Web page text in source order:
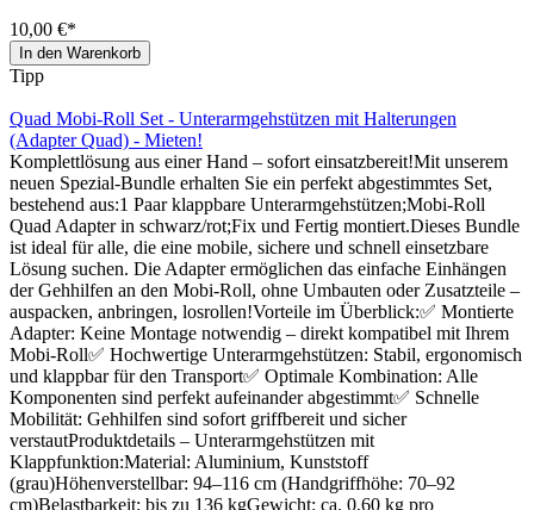
10,00 €*
In den Warenkorb
Tipp
Quad Mobi-Roll Set - Unterarmgehstützen mit Halterungen
(Adapter Quad) - Mieten!
Komplettlösung aus einer Hand – sofort einsatzbereit!Mit unserem
neuen Spezial-Bundle erhalten Sie ein perfekt abgestimmtes Set,
bestehend aus:1 Paar klappbare Unterarmgehstützen;Mobi-Roll
Quad Adapter in schwarz/rot;Fix und Fertig montiert.Dieses Bundle
ist ideal für alle, die eine mobile, sichere und schnell einsetzbare
Lösung suchen. Die Adapter ermöglichen das einfache Einhängen
der Gehhilfen an den Mobi-Roll, ohne Umbauten oder Zusatzteile –
auspacken, anbringen, losrollen!Vorteile im Überblick:✅ Montierte
Adapter: Keine Montage notwendig – direkt kompatibel mit Ihrem
Mobi-Roll✅ Hochwertige Unterarmgehstützen: Stabil, ergonomisch
und klappbar für den Transport✅ Optimale Kombination: Alle
Komponenten sind perfekt aufeinander abgestimmt✅ Schnelle
Mobilität: Gehhilfen sind sofort griffbereit und sicher
verstautProduktdetails – Unterarmgehstützen mit
Klappfunktion:Material: Aluminium, Kunststoff
(grau)Höhenverstellbar: 94–116 cm (Handgriffhöhe: 70–92
cm)Belastbarkeit: bis zu 136 kgGewicht: ca. 0,60 kg pro